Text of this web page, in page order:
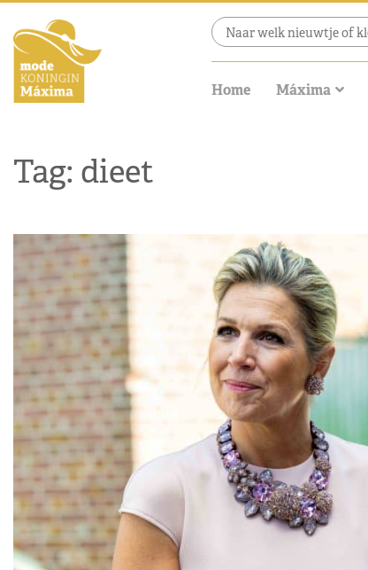
Home Máxima
Tag: dieet